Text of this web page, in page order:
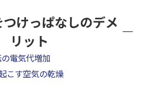
けっぱなしのデメ
リット
電気代増加
こす空気の乾燥